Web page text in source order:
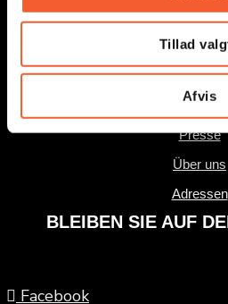
Tillad
Afvis
Über uns
Adressen
Unterricht
Nachrichten
Presse
Über uns
Adressen
BLEIBEN SIE AUF
Facebook